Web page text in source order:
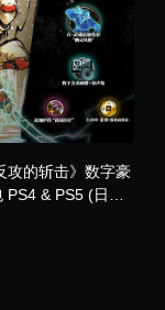
攻的斩击》数字豪
& PS5 (日语,
文, 繁体中文, 英